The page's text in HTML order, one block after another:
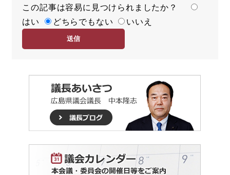
度
容
易
この記事は容易に見つけられましたか？
はい
どちらでもない いいえ